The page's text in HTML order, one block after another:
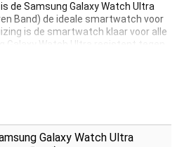
de Samsung Galaxy Watch Ultra
Band) de ideale smartwatch voor
is de smartwatch klaar voor alle
Galaxy Watch Ultra resistent tegen
55. De ingebouwde Galaxy AI-tools
dankzij de Quick Button kan je
een liefhebber bent van extreme
Galaxy Watch Ultra